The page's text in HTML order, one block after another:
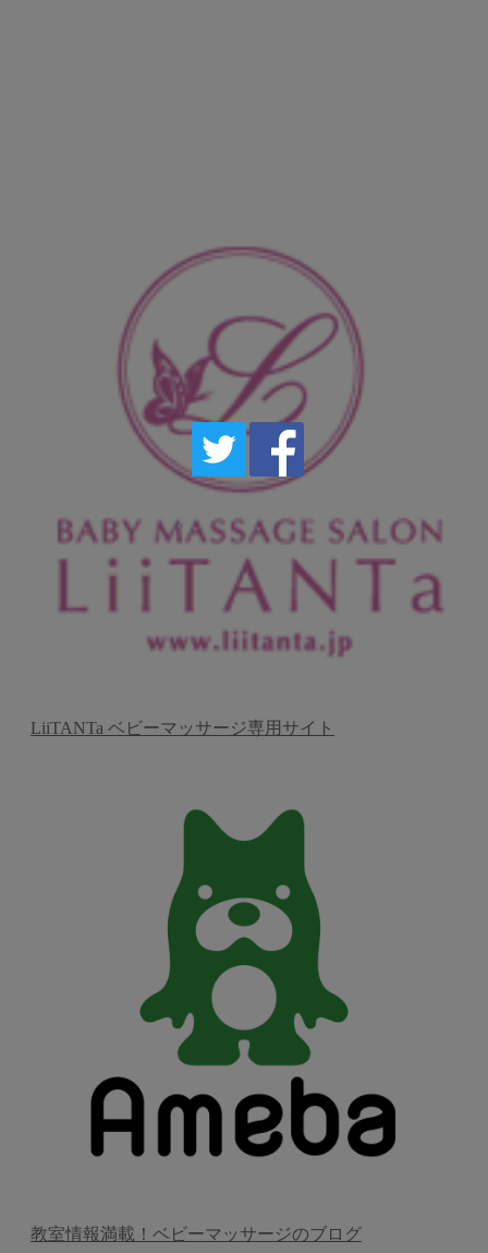
LiiTANTa ベビーマッサージ専用サイト
教室情報満載！ベビーマッサージのブログ